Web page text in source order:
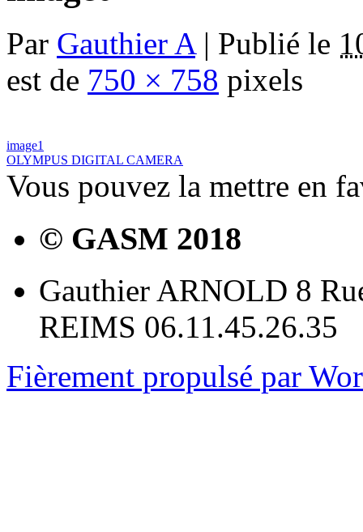
Par Gauthier A | Publié le
est de 750 × 758 pixels
image1
OLYMPUS DIGITAL CAMERA
Vous pouvez la mettre en
© GASM 2018
Gauthier ARNOLD 8
REIMS 06.11.45.26.35
Fièrement propulsé par